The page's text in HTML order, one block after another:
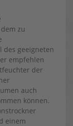
zu
des geeigneten
empfehlen
der
auch
können.
einem